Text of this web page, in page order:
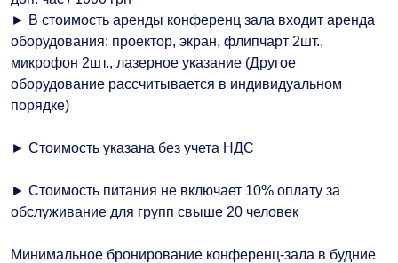
► В стоимость аренды конференц зала входит аренда
оборудования: проектор, экран, флипчарт 2шт.,
микрофон 2шт., лазерное указание (Другое
оборудование рассчитывается в индивидуальном
порядке)
► Стоимость указана без учета НДС
► Стоимость питания не включает 10% оплату за
обслуживание для групп свыше 20 человек
Минимальное бронирование конференц-зала в будние